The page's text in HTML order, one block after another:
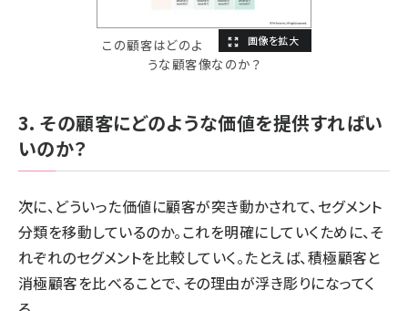
この顧客はどのよ
うな顧客像なのか？
3. その顧客にどのような価値を提供すればい
いのか？
次に、どういった価値に顧客が突き動かされて、セグメント
分類を移動しているのか。これを明確にしていくために、そ
れぞれのセグメントを比較していく。たとえば、積極顧客と
消極顧客を比べることで、その理由が浮き彫りになってく